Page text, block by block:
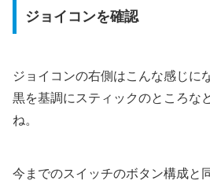
ジョイコンを確認
ジョイコンの右側はこんな感じに
黒を基調にスティックのところな
ね。
今までのスイッチのボタン構成と